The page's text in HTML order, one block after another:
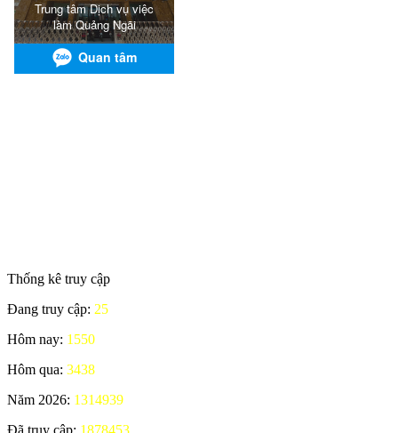
Thống kê truy cập
Đang truy cập: 25
Hôm nay: 1550
Hôm qua: 3438
Năm 2026: 1314939
Đã truy cập: 1878453